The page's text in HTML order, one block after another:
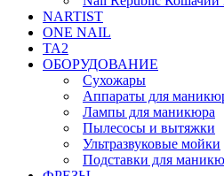
NARTIST
ONE NAIL
TA2
ОБОРУДОВАНИЕ
Сухожары
Аппараты для
Лампы для маникюра
Пылесосы и вытяжки
Ультразвуковые мойки
Подставки для